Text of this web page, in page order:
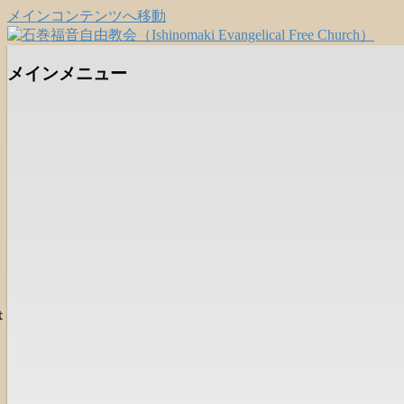
メインコンテンツへ移動
石巻福音自由教会（
日本福音自由教会の有志による「石巻
メインメニュー